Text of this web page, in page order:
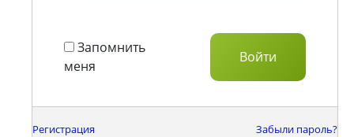
Запомнить
меня
Регистрация Забыли пароль?